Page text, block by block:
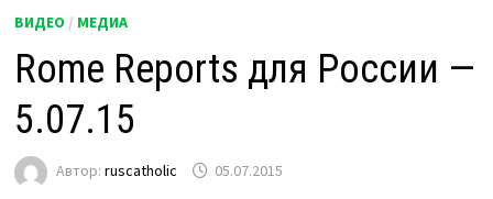
ВИДЕО / МЕДИА
Rome Reports для России —
5.07.15
Автор:ruscatholic 05.07.2015